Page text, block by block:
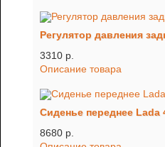
Регулятор давления
3310 p.
Описание товара
Сиденье переднее Lada
8680 p.